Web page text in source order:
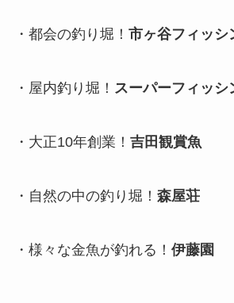
・都会の釣り堀！ 市ヶ谷フィッシ
・屋内釣り堀！ スーパーフィッシ
・大正10年創業！ 吉田観賞魚
・自然の中の釣り堀！ 森屋荘
・様々な金魚が釣れる！ 伊藤園